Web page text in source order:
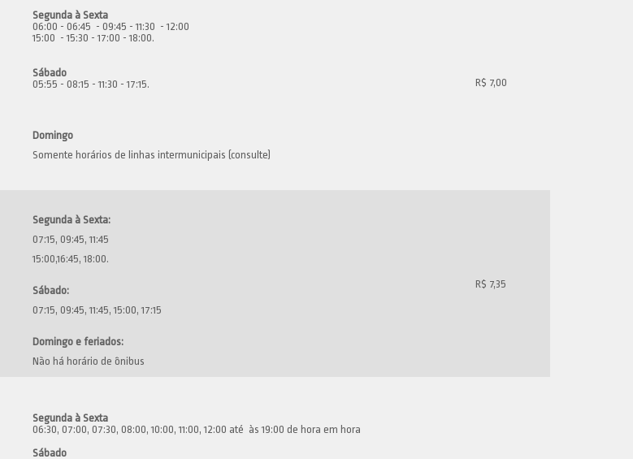
Segunda à Sexta
06:00 - 06:45 - 09:45 - 11:30 - 12:00
15:00 - 15:30 - 17:00 - 18:00.
Sábado
05:55 - 08:15 - 11:30 - 17:15.
Domingo
Somente horários de linhas intermunicipais (consulte)
R$ 7,00
Segunda à Sexta:
07:15, 09:45, 11:45
15:00,16:45, 18:00.
Sábado:
07:15, 09:45, 11:45, 15:00, 17:15
Domingo e feriados:
Não há horário de ônibus
R$ 7,35
Segunda à Sexta
06:30, 07:00, 07:30, 08:00, 10:00, 11:00, 12:00 até às 19:00 de hora em hora
Sábado